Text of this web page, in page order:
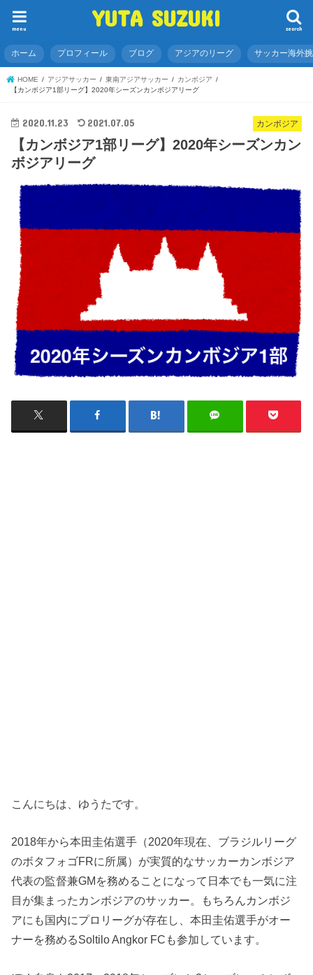
YUTA SUZUKI search
menu
ホーム プロフィール ブログ アジアのリーグ サッカー海外
HOME アジアサッカー 東南アジアサッカー
カンボジア
【カンボジア1部リーグ】2020年シーズンカンボジアリーグ
カンボジア
2020.11.23 2021.07.05
【カンボジア1部リーグ】2020年シーズンカン
ボジアリーグ
こんにちは、ゆうたです。
2018年から本田圭佑選手（2020年現在、ブラジルリーグ
のボタフォゴFRに所属）が実質的なサッカーカンボジア
代表の監督兼GMを務めることになって日本でも一気に注
目が集まったカンボジアのサッカー。もちろんカンボジ
アにも国内にプロリーグが存在し、本田圭佑選手がオー
ナーを務めるSoltilo Angkor FCも参加しています。